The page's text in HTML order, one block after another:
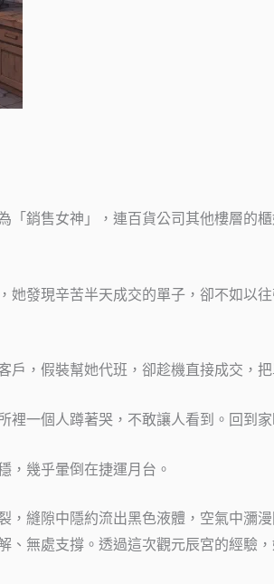
「銷售女神」，連百貨公司其他樓層的
她發現辛苦半天成交的單子，卻不如以
戶，假裝幫她代班，卻趁機直接成交，
裡一個人蹲著哭，不敢讓人看到。回到
，幾乎暈倒在捷運月台。
，縫隙中隱約流出黑色液體，空氣中瀰
、無處支撐。透過這次觀元辰宮的經驗